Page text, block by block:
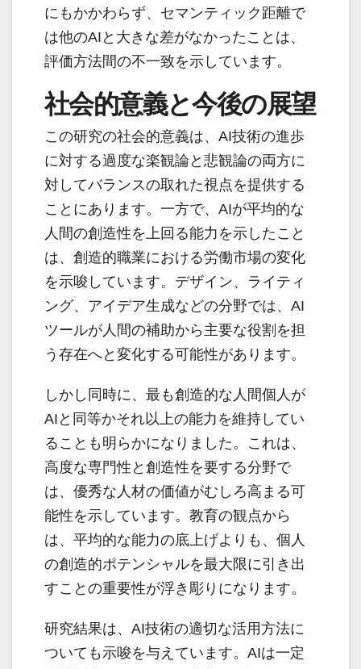
にもかかわらず、セマンティック距離で
は他のAIと大きな差がなかったことは、
評価方法間の不一致を示しています。
社会的意義と今後の展望
この研究の社会的意義は、AI技術の進歩
に対する過度な楽観論と悲観論の両方に
対してバランスの取れた視点を提供する
ことにあります。一方で、AIが平均的な
人間の創造性を上回る能力を示したこと
は、創造的職業における労働市場の変化
を示唆しています。デザイン、ライティ
ング、アイデア生成などの分野では、AI
ツールが人間の補助から主要な役割を担
う存在へと変化する可能性があります。
しかし同時に、最も創造的な人間個人が
AIと同等かそれ以上の能力を維持してい
ることも明らかになりました。これは、
高度な専門性と創造性を要する分野で
は、優秀な人材の価値がむしろ高まる可
能性を示しています。教育の観点から
は、平均的な能力の底上げよりも、個人
の創造的ポテンシャルを最大限に引き出
すことの重要性が浮き彫りになります。
研究結果は、AI技術の適切な活用方法に
ついても示唆を与えています。AIは一定